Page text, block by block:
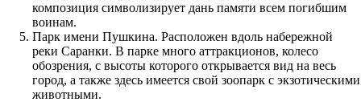
композиция символизирует дань памяти всем погибшим
воинам.
Парк имени Пушкина. Расположен вдоль набережной
реки Саранки. В парке много аттракционов, колесо
обозрения, с высоты которого открывается вид на весь
город, а также здесь имеется свой зоопарк с экзотическими
животными.